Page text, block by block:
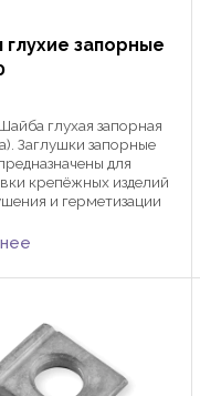
запорные
глухая запорная
Заглушки запорные
для
крепёжных изделий
и герметизации
в отверстие
Диаметр от 8 до
диаметр ...